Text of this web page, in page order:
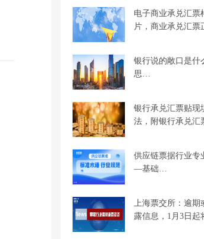
电子商业承兑汇票
片，商业承兑汇
银行说的敞口是什
思…
银行承兑汇票贴现
法，附银行承兑
供应链票据行业专
—基础…
上海票交所：逾期
露信息，1月3日